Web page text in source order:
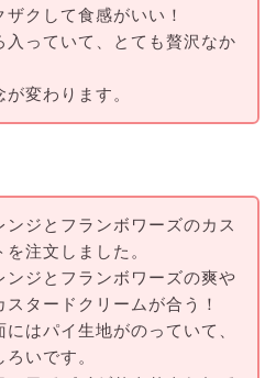
クして食感がいい！
入っていて、とても贅沢なか
変わります。
ンジとフランボワーズのカス
注文しました。
ンジとフランボワーズの爽や
タードクリームが合う！
はパイ生地がのっていて、
いです。